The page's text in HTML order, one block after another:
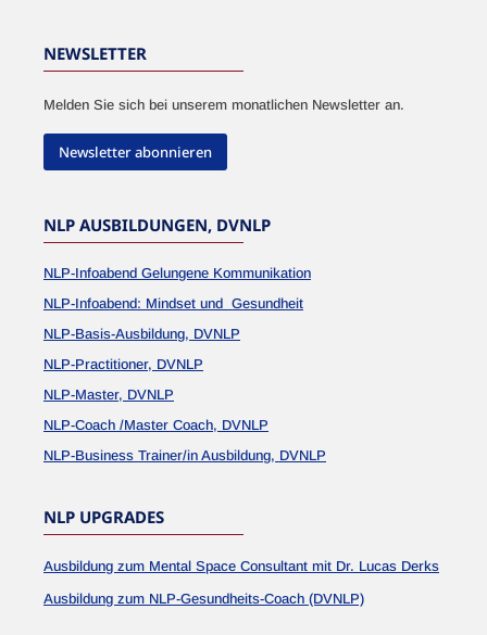
NEWSLETTER
Melden Sie sich bei unserem monatlichen Newsletter an.
Newsletter abonnieren
NLP AUSBILDUNGEN, DVNLP
NLP-Infoabend Gelungene Kommunikation
NLP-Infoabend: Mindset und Gesundheit
NLP-Basis-Ausbildung, DVNLP
NLP-Practitioner, DVNLP
NLP-Master, DVNLP
NLP-Coach /Master Coach, DVNLP
NLP-Business Trainer/in Ausbildung, DVNLP
NLP UPGRADES
Ausbildung zum Mental Space Consultant mit Dr. Lucas Derks
Ausbildung zum NLP-Gesundheits-Coach (DVNLP)